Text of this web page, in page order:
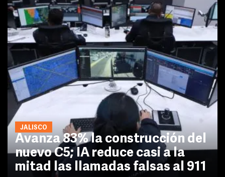
JALISCO
Avanza 83% la construcción del
nuevo C5; IA reduce casi a la
mitad las llamadas falsas al 911